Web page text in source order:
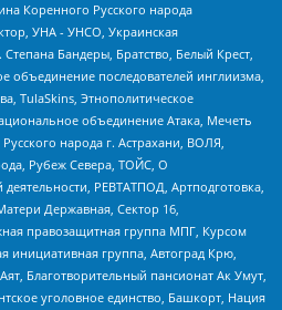
Коренного Русского народа
УНА - УНСО, Украинская
Бандеры, Братство, Белый Крест,
объединение последователей инглиизма,
TulaSkins, Этнополитическое
объединение Атака, Мечеть
народа г. Астрахани, ВОЛЯ,
Рубеж Севера, ТОЙС, О
деятельности, РЕВТАТПОД, Артподготовка,
Державная, Сектор 16,
правозащитная группа МПГ, Курсом
инициативная группа, Автоград Крю,
Благотворительный пансионат Ак Умут,
уголовное единство, Башкорт, Нация